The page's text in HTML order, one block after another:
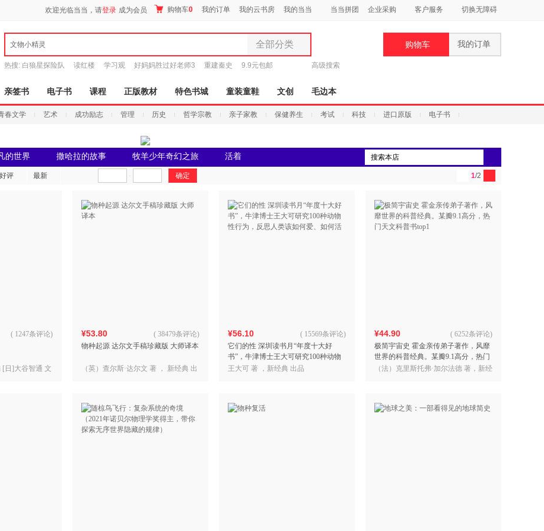
欢迎光临当当，请登录 成为会员 购物车0 我的订单 我的云书房 我的当当 当当拼团 企业采购 客户服务 切换无障碍
文物小精灵 全部分类
全部分类
图书
电子书
音像
时尚美妆
童装童鞋
家居日用
手机通讯
数码影音
家用电器
热搜: 白狼星探险队 读红楼 学习观 好妈妈胜过好老师3 重建秦史 9.9元包邮 高级搜索
购物车 我的订单
亲签书 电子书 课程 正版教材 特色书城 童装童鞋 文创 毛边本
春文学 艺术 成功励志 管理 历史 哲学宗教 亲子家教 保健养生 考试 科技 进口原版 电子书
的世界 撒哈拉的故事 牧羊少年奇幻之旅 活着
搜索
好评 最新 1/2
( 1247条评论)
[日]大谷智通 文
¥53.80
物种起源 达尔文手稿珍藏版 大师译本
( 38479条评论)
（英）查尔斯·达尔文 著 ， 新经典 出
¥56.10
它们的性 深圳读书月“年度十大好
书”，牛津博士王大可研究100种动物
性行为，反思人类该如何爱、如何活
( 15569条评论)
王大可 著 ，新经典 出品
¥44.90
极简宇宙史 霍金亲传弟子著作，风靡
世界的科普经典。某瓣9.1高分，热门
天文科普书top1
( 6252条评论)
（法）克里斯托弗·加尔法德 著，新经